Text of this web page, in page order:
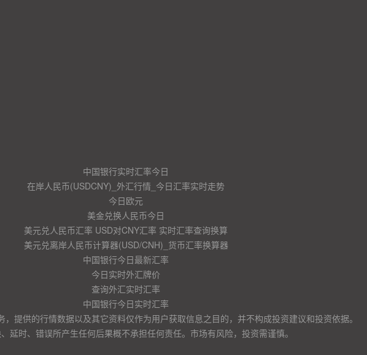
中国银行实时汇率今日
在岸人民币(USDCNY)_外汇行情_今日汇率实时走势
今日欧元
美金兑换人民币今日
美元兑人民币汇率 USD对CNY汇率 实时汇率查询换算
美元兑离岸人民币计算器(USD/CNH)_货币汇率换算器
中国银行今日最新汇率
今日实时外汇牌价
查询外汇实时汇率
中国银行今日实时汇率
，提供的行情数据以及其它资料仅作为用户获取信息之目的，并不构成投资建议和投资依据。
延时、错误所产生任何后果概不承担任何责任。市场有风险，投资需谨慎。